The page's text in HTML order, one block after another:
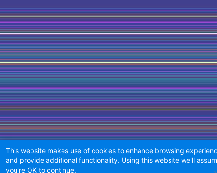
This website makes use of cookies to enhance browsing
and provide additional functionality. Using this website we'll
you're OK to continue.